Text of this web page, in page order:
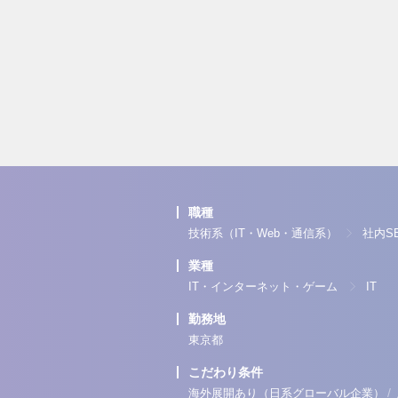
職種
技術系（IT・Web・通信系） 社内
業種
IT・インターネット・ゲーム IT
勤務地
東京都
こだわり条件
海外展開あり（日系グローバル企業） /